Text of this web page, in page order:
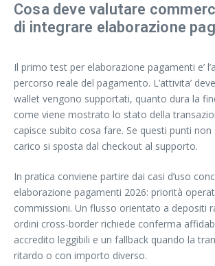
Cosa deve valutare
di integrare elaborazione
Il primo test per elaborazione pagamenti e’
percorso reale del pagamento. L’attivita’
wallet vengono supportati, quanto dura la
come viene mostrato lo stato della
capisce subito cosa fare. Se questi punti non
carico si sposta dal checkout al supporto.
In pratica conviene partire dai casi d’uso
elaborazione pagamenti 2026: priorità
commissioni. Un flusso orientato a depositi
ordini cross-border richiede conferma
accredito leggibili e un fallback quando la
ritardo o con importo diverso.